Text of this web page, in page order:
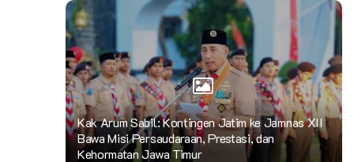
Kak Arum Sabil: Kontingen Jatim ke Jamnas XII
Bawa Misi Persaudaraan, Prestasi, dan
Kehormatan Jawa Timur